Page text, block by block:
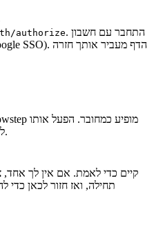
authorize. התחבר עם חשבון
לשיחות שבהן אתה רוצה להשתמש בו.